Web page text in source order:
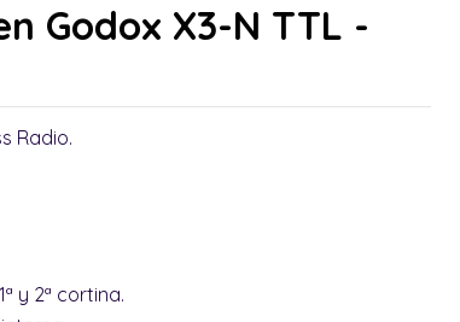
Godox X3-N TTL -
Radio.
y 2ª cortina.